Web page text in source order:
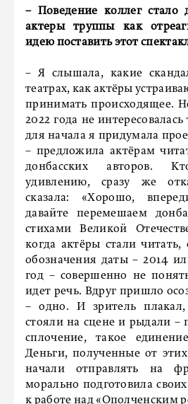
– Поведение коллег
актеры труппы как
идею поставить этот
– Я слышала, какие
театрах, как актёры
принимать происходящее.
2022 года не
для начала я придумала
– предложила актёрам
донбасских авторов.
удивлению, сразу же
сказала: «Хорошо,
давайте перемешаем
стихами Великой
когда актёры стали читать,
обозначения даты – 2014
год – совершенно не
идет речь. Вдруг пришло
– одно. И зритель
стояли на сцене и рыдали –
сплочение, такое
Деньги, полученные от
начали отправлять на
морально подготовила
к работе над «Ополченским